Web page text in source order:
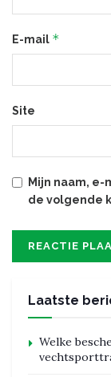
E-mail *
Site
Mijn naam,
de volgende
Laatste
Welke